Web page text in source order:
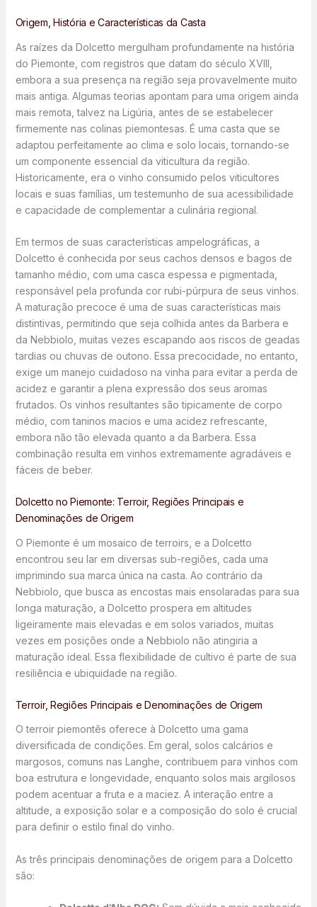
Origem, História e Características da Casta
As raízes da Dolcetto mergulham profundamente na história
do Piemonte, com registros que datam do século XVIII,
embora a sua presença na região seja provavelmente muito
mais antiga. Algumas teorias apontam para uma origem ainda
mais remota, talvez na Ligúria, antes de se estabelecer
firmemente nas colinas piemontesas. É uma casta que se
adaptou perfeitamente ao clima e solo locais, tornando-se
um componente essencial da viticultura da região.
Historicamente, era o vinho consumido pelos viticultores
locais e suas famílias, um testemunho de sua acessibilidade
e capacidade de complementar a culinária regional.
Em termos de suas características ampelográficas, a
Dolcetto é conhecida por seus cachos densos e bagos de
tamanho médio, com uma casca espessa e pigmentada,
responsável pela profunda cor rubi-púrpura de seus vinhos.
A maturação precoce é uma de suas características mais
distintivas, permitindo que seja colhida antes da Barbera e
da Nebbiolo, muitas vezes escapando aos riscos de geadas
tardias ou chuvas de outono. Essa precocidade, no entanto,
exige um manejo cuidadoso na vinha para evitar a perda de
acidez e garantir a plena expressão dos seus aromas
frutados. Os vinhos resultantes são tipicamente de corpo
médio, com taninos macios e uma acidez refrescante,
embora não tão elevada quanto a da Barbera. Essa
combinação resulta em vinhos extremamente agradáveis e
fáceis de beber.
Dolcetto no Piemonte: Terroir, Regiões Principais e
Denominações de Origem
O Piemonte é um mosaico de terroirs, e a Dolcetto
encontrou seu lar em diversas sub-regiões, cada uma
imprimindo sua marca única na casta. Ao contrário da
Nebbiolo, que busca as encostas mais ensolaradas para sua
longa maturação, a Dolcetto prospera em altitudes
ligeiramente mais elevadas e em solos variados, muitas
vezes em posições onde a Nebbiolo não atingiria a
maturação ideal. Essa flexibilidade de cultivo é parte de sua
resiliência e ubiquidade na região.
Terroir, Regiões Principais e Denominações de Origem
O terroir piemontês oferece à Dolcetto uma gama
diversificada de condições. Em geral, solos calcários e
margosos, comuns nas Langhe, contribuem para vinhos com
boa estrutura e longevidade, enquanto solos mais argilosos
podem acentuar a fruta e a maciez. A interação entre a
altitude, a exposição solar e a composição do solo é crucial
para definir o estilo final do vinho.
As três principais denominações de origem para a Dolcetto
são: